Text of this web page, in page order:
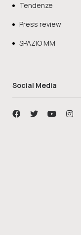
Tendenze
Press review
SPAZIO MM
Social Media